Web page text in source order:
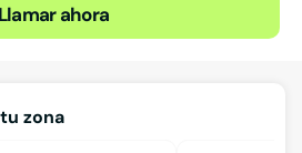
Llamar ahora
zona